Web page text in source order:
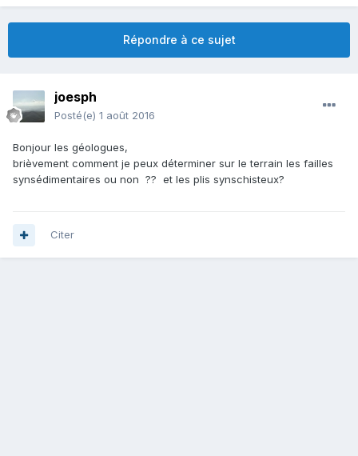
Répondre à ce sujet
joesph
Posté(e) 1 août 2016
Bonjour les géologues,
brièvement comment je peux déterminer sur le terrain les failles
synsédimentaires ou non ?? et les plis synschisteux?
Citer